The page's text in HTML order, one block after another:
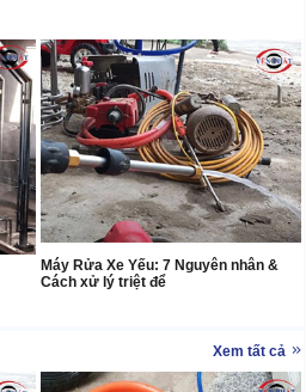
Máy Rửa Xe Yếu: 7 Nguyên nhân &
Cách xử lý triệt để
Xem tất cả